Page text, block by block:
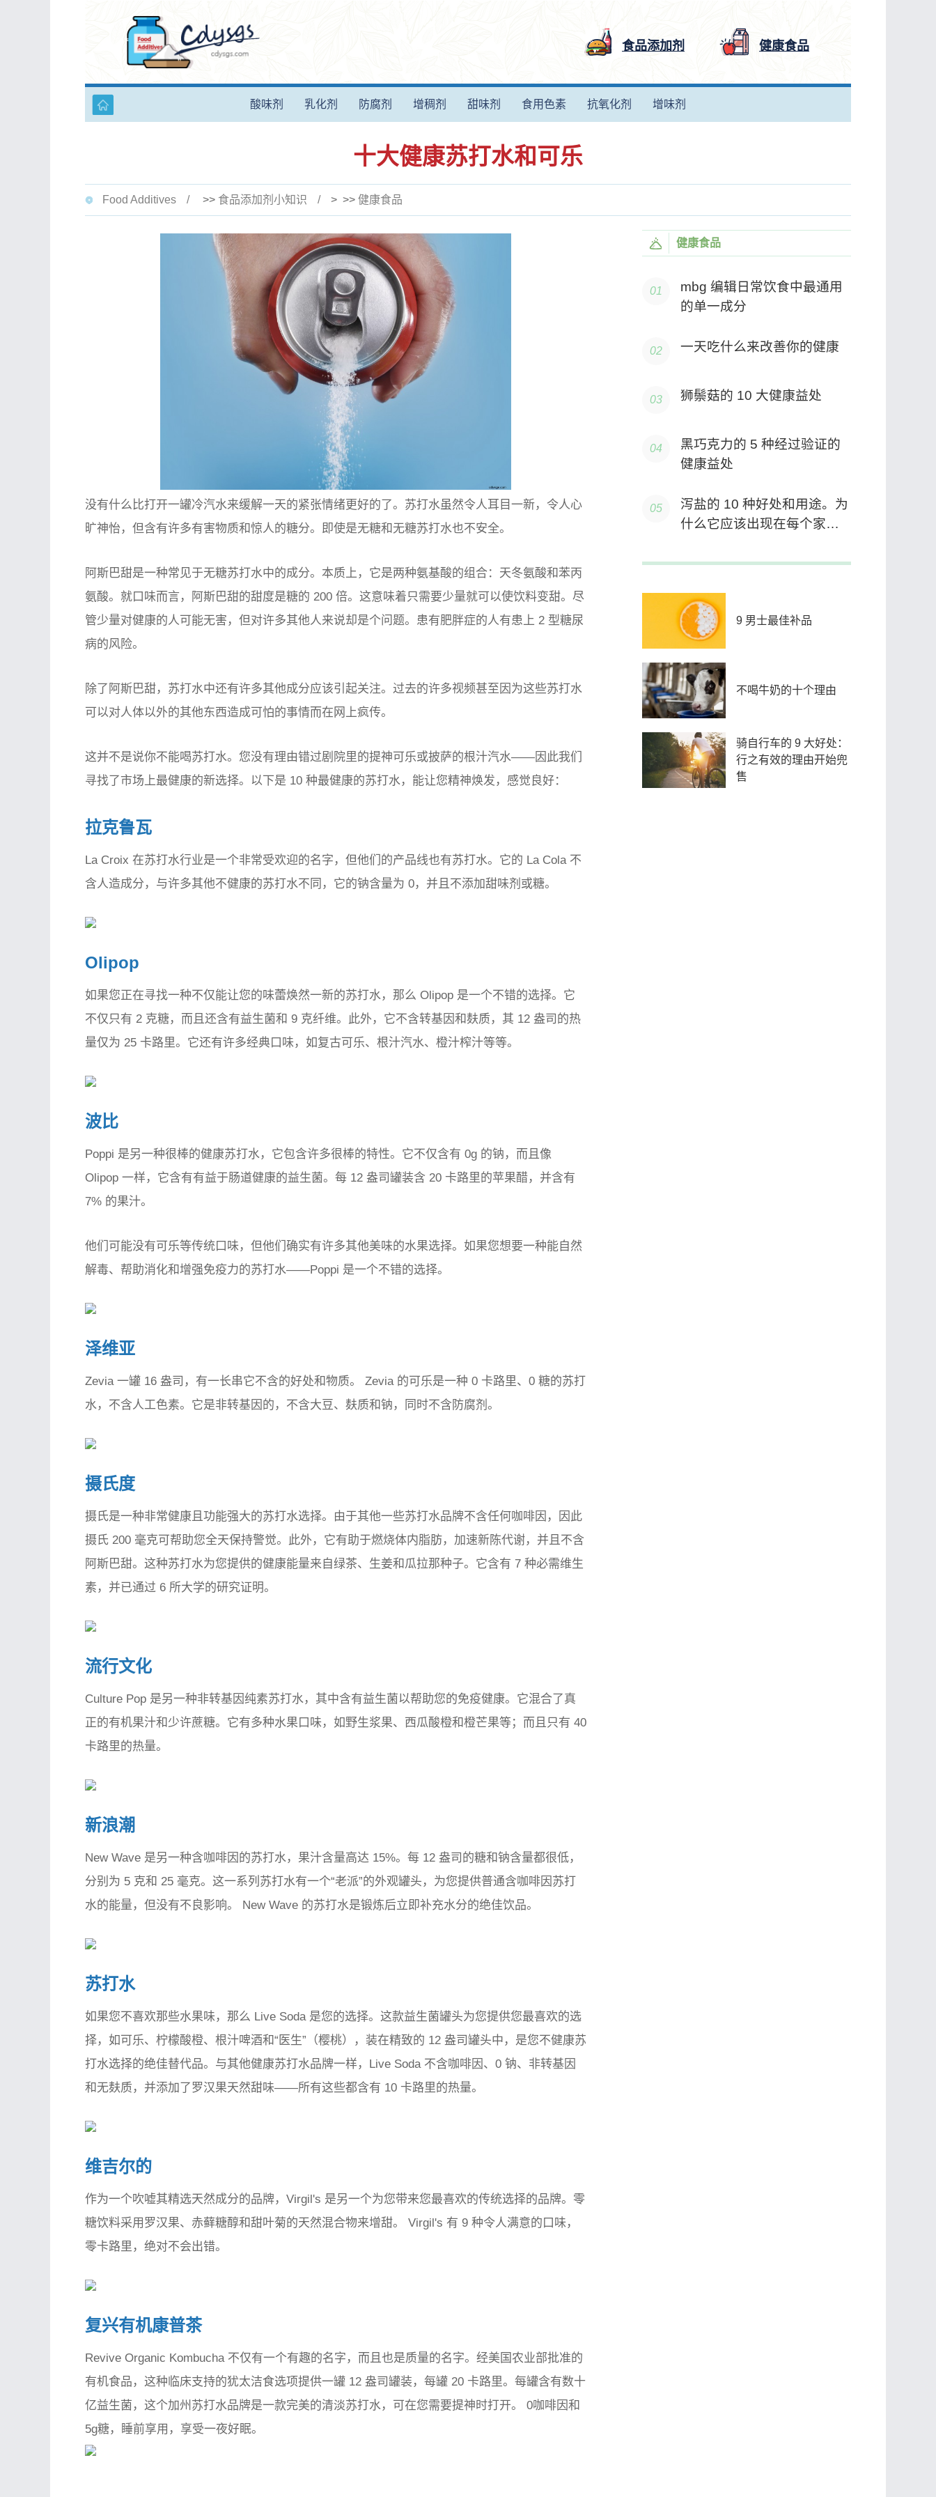
食品添加剂 健康食品
酸味剂 乳化剂 防腐剂 增稠剂 甜味剂 食用色素 抗氧化剂 增味剂
十大健康苏打水和可乐
Food Additives >> 食品添加剂小知识 > >> 健康食品
没有什么比打开一罐冷汽水来缓解一天的紧张情绪更好的了。苏打水虽然令人耳目一新，令人心
旷神怡，但含有许多有害物质和惊人的糖分。即使是无糖和无糖苏打水也不安全。
阿斯巴甜是一种常见于无糖苏打水中的成分。本质上，它是两种氨基酸的组合：天冬氨酸和苯丙
氨酸。就口味而言，阿斯巴甜的甜度是糖的 200 倍。这意味着只需要少量就可以使饮料变甜。尽
管少量对健康的人可能无害，但对许多其他人来说却是个问题。患有肥胖症的人有患上 2 型糖尿
病的风险。
除了阿斯巴甜，苏打水中还有许多其他成分应该引起关注。过去的许多视频甚至因为这些苏打水
可以对人体以外的其他东西造成可怕的事情而在网上疯传。
这并不是说你不能喝苏打水。您没有理由错过剧院里的提神可乐或披萨的根汁汽水——因此我们
寻找了市场上最健康的新选择。以下是 10 种最健康的苏打水，能让您精神焕发，感觉良好：
拉克鲁瓦
La Croix 在苏打水行业是一个非常受欢迎的名字，但他们的产品线也有苏打水。它的 La Cola 不
含人造成分，与许多其他不健康的苏打水不同，它的钠含量为 0，并且不添加甜味剂或糖。
Olipop
如果您正在寻找一种不仅能让您的味蕾焕然一新的苏打水，那么 Olipop 是一个不错的选择。它
不仅只有 2 克糖，而且还含有益生菌和 9 克纤维。此外，它不含转基因和麸质，其 12 盎司的热
量仅为 25 卡路里。它还有许多经典口味，如复古可乐、根汁汽水、橙汁榨汁等等。
波比
Poppi 是另一种很棒的健康苏打水，它包含许多很棒的特性。它不仅含有 0g 的钠，而且像
Olipop 一样，它含有有益于肠道健康的益生菌。每 12 盎司罐装含 20 卡路里的苹果醋，并含有
7% 的果汁。
他们可能没有可乐等传统口味，但他们确实有许多其他美味的水果选择。如果您想要一种能自然
解毒、帮助消化和增强免疫力的苏打水——Poppi 是一个不错的选择。
泽维亚
Zevia 一罐 16 盎司，有一长串它不含的好处和物质。 Zevia 的可乐是一种 0 卡路里、0 糖的苏打
水，不含人工色素。它是非转基因的，不含大豆、麸质和钠，同时不含防腐剂。
摄氏度
摄氏是一种非常健康且功能强大的苏打水选择。由于其他一些苏打水品牌不含任何咖啡因，因此
摄氏 200 毫克可帮助您全天保持警觉。此外，它有助于燃烧体内脂肪，加速新陈代谢，并且不含
阿斯巴甜。这种苏打水为您提供的健康能量来自绿茶、生姜和瓜拉那种子。它含有 7 种必需维生
素，并已通过 6 所大学的研究证明。
流行文化
Culture Pop 是另一种非转基因纯素苏打水，其中含有益生菌以帮助您的免疫健康。它混合了真
正的有机果汁和少许蔗糖。它有多种水果口味，如野生浆果、西瓜酸橙和橙芒果等；而且只有 40
卡路里的热量。
新浪潮
New Wave 是另一种含咖啡因的苏打水，果汁含量高达 15%。每 12 盎司的糖和钠含量都很低，
分别为 5 克和 25 毫克。这一系列苏打水有一个“老派”的外观罐头，为您提供普通含咖啡因苏打
水的能量，但没有不良影响。 New Wave 的苏打水是锻炼后立即补充水分的绝佳饮品。
苏打水
如果您不喜欢那些水果味，那么 Live Soda 是您的选择。这款益生菌罐头为您提供您最喜欢的选
择，如可乐、柠檬酸橙、根汁啤酒和“医生”（樱桃），装在精致的 12 盎司罐头中，是您不健康苏
打水选择的绝佳替代品。与其他健康苏打水品牌一样，Live Soda 不含咖啡因、0 钠、非转基因
和无麸质，并添加了罗汉果天然甜味——所有这些都含有 10 卡路里的热量。
维吉尔的
作为一个吹嘘其精选天然成分的品牌，Virgil's 是另一个为您带来您最喜欢的传统选择的品牌。零
糖饮料采用罗汉果、赤藓糖醇和甜叶菊的天然混合物来增甜。 Virgil's 有 9 种令人满意的口味，
零卡路里，绝对不会出错。
复兴有机康普茶
Revive Organic Kombucha 不仅有一个有趣的名字，而且也是质量的名字。经美国农业部批准的
有机食品，这种临床支持的犹太洁食选项提供一罐 12 盎司罐装，每罐 20 卡路里。每罐含有数十
亿益生菌，这个加州苏打水品牌是一款完美的清淡苏打水，可在您需要提神时打开。 0咖啡因和
5g糖，睡前享用，享受一夜好眠。
健康食品
mbg 编辑日常饮食中最通用
的单一成分
一天吃什么来改善你的健康
狮鬃菇的 10 大健康益处
黑巧克力的 5 种经过验证的
健康益处
泻盐的 10 种好处和用途。为
什么它应该出现在每个家庭
9 男士最佳补品
不喝牛奶的十个理由
骑自行车的 9 大好处：
行之有效的理由开始兜
售